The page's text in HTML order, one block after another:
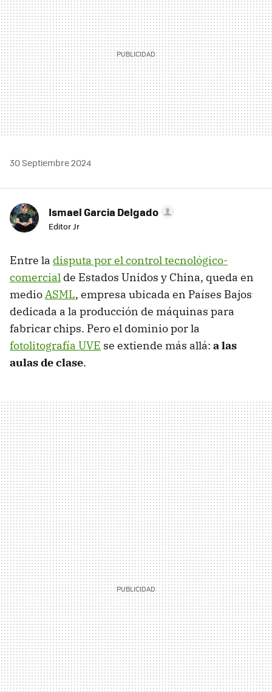
30 Septiembre 2024
Ismael Garcia Delgado
Editor Jr
Entre la disputa por el control tecnológico-
comercial de Estados Unidos y China, queda en
medioASML, empresa ubicada en Países Bajos
dedicada a la producción de máquinas para
fabricar chips. Pero el dominio por la
fotolitografía UVE se extiende más allá: a las
aulas de clase.